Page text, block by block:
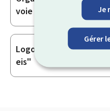
Je
Gérer
voie publique
Logo "Green Events"
eis"